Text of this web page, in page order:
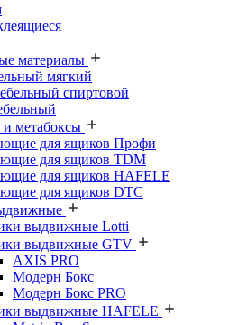
материалы
мягкий
спиртовой
метабоксы
для ящиков Профи
для ящиков TDM
для ящиков HAFELE
для ящиков DTC
выдвижные Lotti
выдвижные GTV
AXIS PRO
Модерн Бокс
Модерн Бокс PRO
выдвижные HAFELE